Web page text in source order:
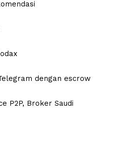
dengan escrow
P2P, Broker Saudi